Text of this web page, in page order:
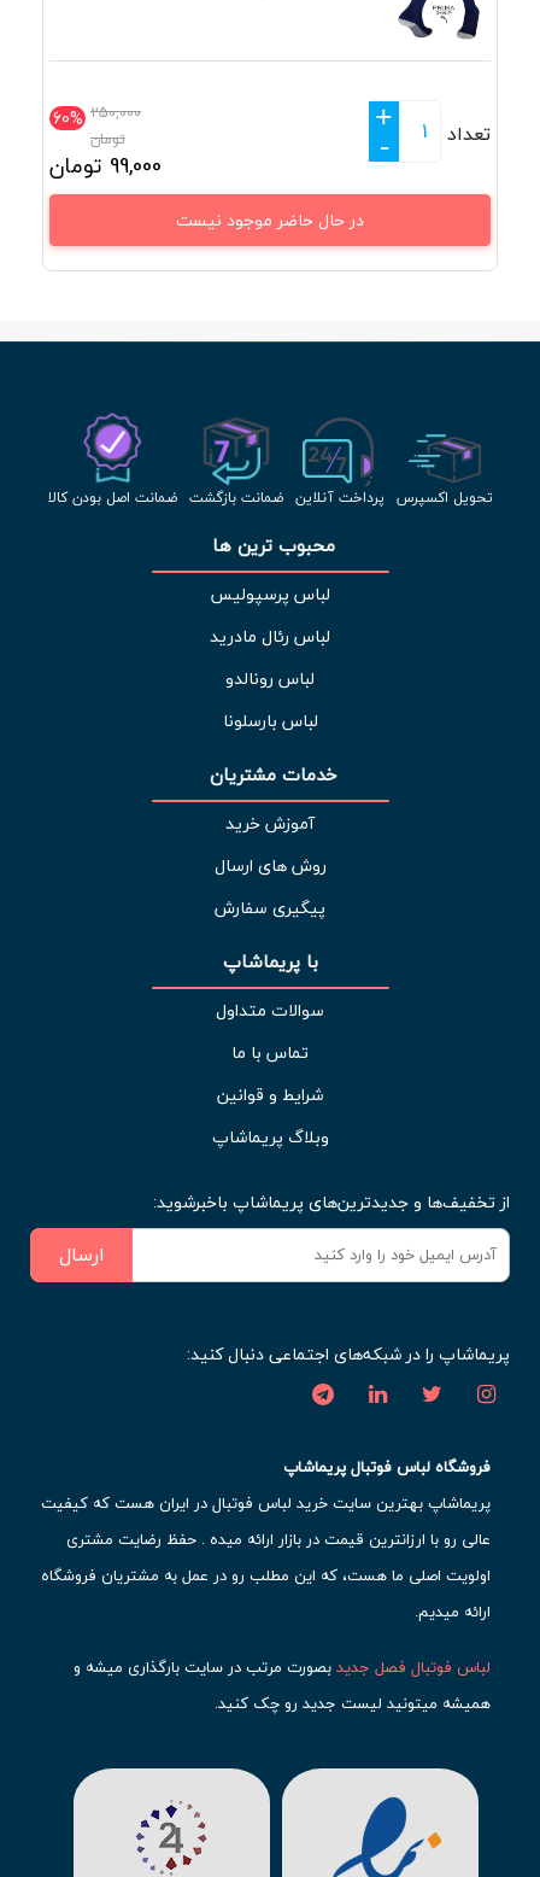
60% 250,000
تومان
99,000 تومان
تعداد
+
-
در حال حاضر موجود نیست
تحویل اکسپرس پرداخت آنلاین ضمانت بازگشت ضمانت اصل بودن کالا
محبوب ترین ها
لباس پرسپولیس
لباس رئال مادرید
لباس رونالدو
لباس بارسلونا
خدمات مشتریان
آموزش خرید
روش های ارسال
پیگیری سفارش
با پریماشاپ
سوالات متداول
تماس با ما
شرایط و قوانین
وبلاگ پریماشاپ
از تخفیف‌ها و جدیدترین‌های پریماشاپ باخبرشوید:
ارسال
پریماشاپ را در شبکه‌های اجتماعی دنبال کنید:
فروشگاه لباس فوتبال پریماشاپ
پریماشاپ بهترین سایت خرید لباس فوتبال در ایران هست که کیفیت
عالی رو با ارزانترین قیمت در بازار ارائه میده . حفظ رضایت مشتری
اولویت اصلی ما هست، که این مطلب رو در عمل به مشتریان فروشگاه
ارائه میدیم.
لباس فوتبال فصل جدیدبصورت مرتب در سایت بارگذاری میشه و
همیشه میتونید لیست جدید رو چک کنید.
حتما مشاهده کنید که قطعا برای تیم های مطرح دنیای فوتبال، تعداد
بیشتری محصول موجود میشه. این مورد شامل
لباس رئال مادرید
لباس اینتر میامی لباس منچستر سیتی